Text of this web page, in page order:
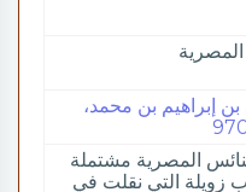
بن إبراهيم بن محمد،
المصرية مشتملة
زويلة التي نقلت في